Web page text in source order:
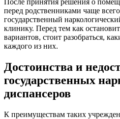
перед родственниками чаще
государственный
клинику. Перед тем как
вариантов, стоит разобраться,
каждого из них.
Достоинства и
государственных
диспансеров
К преимуществам таких